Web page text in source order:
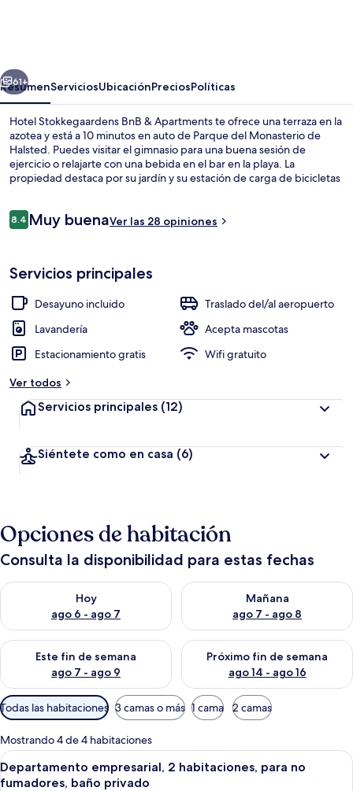
Apartments
Siguiente
61+
ResumenServiciosUbicaciónPreciosPolíticas
Hotel Stokkegaardens BnB & Apartments te ofrece una terraza en la
azotea y está a 10 minutos en auto de Parque del Monasterio de
Halsted. Puedes visitar el gimnasio para una buena sesión de
ejercicio o relajarte con una bebida en el bar en la playa. La
propiedad destaca por su jardín y su estación de carga de bicicletas
almohadas.
Opiniones
8.48.4 de 10,
Muy buenaVer las 28 opiniones
Servicios principales
Desayuno incluido
Traslado del/al aeropuerto
Lavandería
Acepta mascotas
Estacionamiento gratis
Wifi gratuito
Ver todos
Servicios principales (12)
Siéntete como en casa (6)
Opciones de habitación
Consulta la disponibilidad para estas fechas
Hoy
ago 6 - ago 7
Consulta la disponibilidad para hoy ago 6 - ago 7
Mañana
ago 7 - ago 8
Consulta la disponibilidad
Este fin de semana
ago 7 - ago 9
Consulta la disponibilidad para este fin de semana ago 7 -
Próximo fin de semana
ago 14 - ago 16
Consulta la disponibilidad
Filtros
disponibles
para
las
habitaciones
Todas las habitaciones 3 camas o más 1 cama 2 camas
Mostrando 4 de 4 habitaciones
Abrir
todas
Ropa de cama de alta calidad y
14
Departamento empresarial, 2 habitaciones, para no
fumadores, baño privado